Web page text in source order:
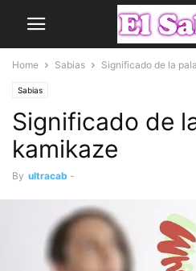
Home Sabias Significado de la
Sabias
Significado de
kamikaze
By ultracab -